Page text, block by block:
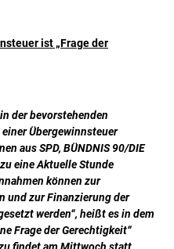
ist „Frage der
der bevorstehenden
Übergewinnsteuer
aus SPD, BÜNDNIS 90/DIE
eine Aktuelle Stunde
können zur
und zur Finanzierung der
werden“, heißt es in dem
Frage der Gerechtigkeit“
findet am Mittwoch statt.